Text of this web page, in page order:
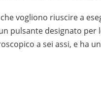
vogliono riuscire a
pulsante designato per
a sei assi, e ha